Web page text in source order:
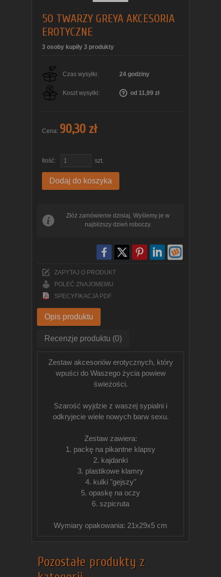
50 TWARZY GREYA AKCESORIA
EROTYCZNE
3 osoby kupiły 3 produkty
Czas wysyłki: 24 godziny
Koszt wysyłki: od 11,99 zł
Cena: 90,30 zł
Ilość: szt.
Dodaj do koszyka
Złóż zamówienie dzisiaj. Wyślemy je w
najbliższy dzień roboczy.
ZAPYTAJ O PRODUKT
POLEĆ ZNAJOMEMU
SPECYFIKACJA PDF
Opis produktu
Recenzje produktu (0)
Zestaw akcesoriów erotycznych, który
wpuści do Waszego życia powiew
świeżości.
Szarość wyjdzie z waszej sypialni i
odkryjecie wiele nowych barw sexu.
Zestaw zawiera:
1. packę na pikantne klapsy
2. kajdanki
3. plastikowe klamry
4. kulki "gejszy"
5. opaskę na oczy
6. szpicruta
Wymiary opakowania: 21x29x5 cm
Pozostałe produkty z